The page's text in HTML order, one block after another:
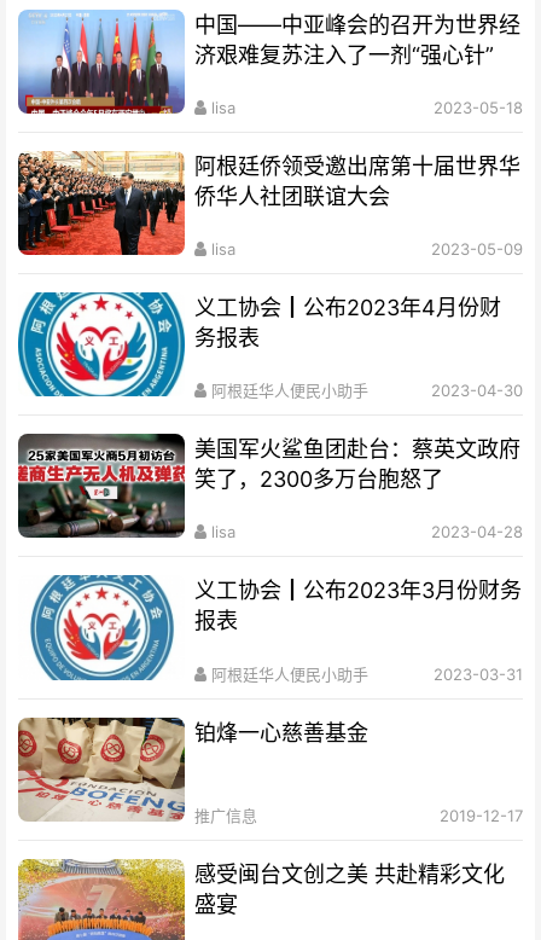
中国——中亚峰会的召开为世界经
济艰难复苏注入了一剂“强心针”
lisa 2023-05-18
阿根廷侨领受邀出席第十届世界华
侨华人社团联谊大会
lisa 2023-05-09
义工协会┃公布2023年4月份财
务报表
阿根廷华人便民小助手 2023-04-30
美国军火鲨鱼团赴台：蔡英文政府
笑了，2300多万台胞怒了
lisa 2023-04-28
义工协会┃公布2023年3月份财务
报表
阿根廷华人便民小助手 2023-03-31
铂烽一心慈善基金
推广信息 2019-12-17
感受闽台文创之美 共赴精彩文化
盛宴